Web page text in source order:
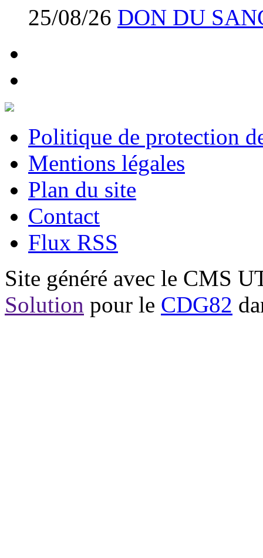
25/08/26 DON DU
Politique de protection
Mentions légales
Plan du site
Contact
Flux RSS
Site généré avec le CMS
Solution pour le CDG82